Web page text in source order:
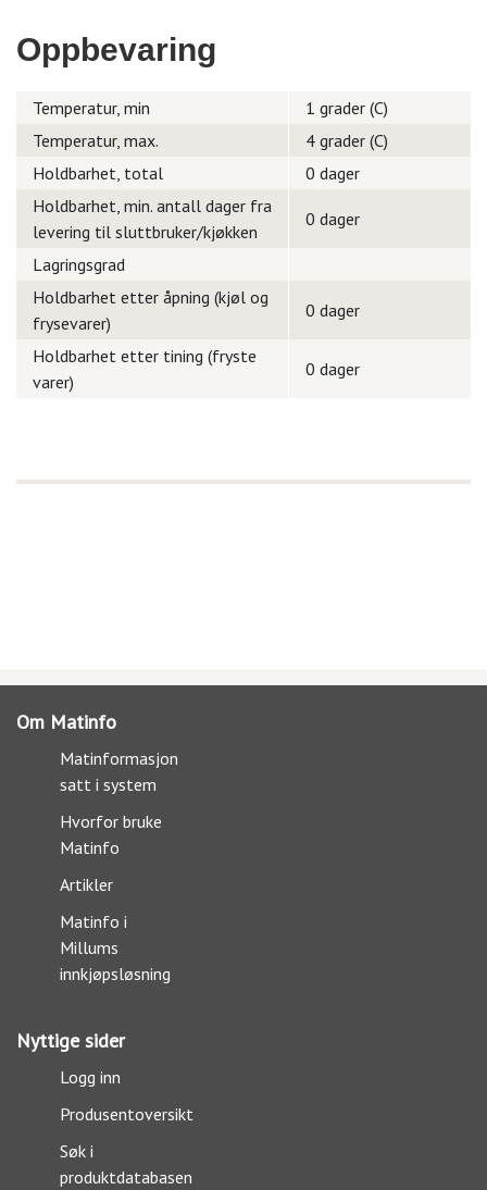
Oppbevaring
Temperatur, min
1 grader (C)
Temperatur, max.
4 grader (C)
Holdbarhet, total
0 dager
Holdbarhet, min. antall dager fra
levering til sluttbruker/kjøkken
0 dager
Lagringsgrad
Holdbarhet etter åpning (kjøl og
frysevarer)
0 dager
Holdbarhet etter tining (fryste
varer)
0 dager
Om Matinfo
Matinformasjon
satt i system
Hvorfor bruke
Matinfo
Artikler
Matinfo i
Millums
innkjøpsløsning
Nyttige sider
Logg inn
Produsentoversikt
Søk i
produktdatabasen